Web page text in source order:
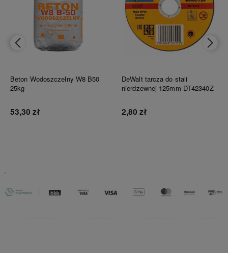
Beton Wodoszczelny W8 B50
25kg
53,30 zł
DeWalt tarcza do stali
nierdzewnej 125mm DT42340Z
2,80 zł